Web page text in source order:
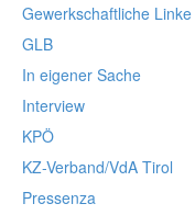
Gewerkschaftliche Linke
GLB
In eigener Sache
Interview
KPÖ
KZ-Verband/VdA Tirol
Pressenza